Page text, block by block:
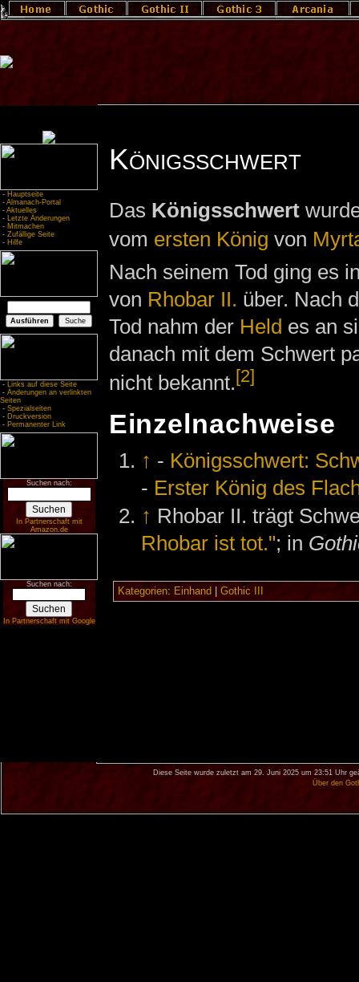
- Hauptseite
- Almanach-Portal
- Aktuelles
- Letzte Änderungen
- Mitmachen
- Zufällige Seite
- Hilfe
- Links auf diese Seite
- Änderungen an verlinkten
Seiten
- Spezialseiten
- Druckversion
- Permanenter Link
Suchen nach:
In Partnerschaft mit
Amazon.de
Suchen nach:
In Partnerschaft mit Google
Königsschwert
Das Königsschwert
vom ersten König von
Nach seinem Tod ging es
von Rhobar II. über. Nach
Tod nahm der Held es an
danach mit dem Schwert
nicht bekannt.[2]
Einzelnachweise
↑ - Königsschwert:
- Erster König des
↑ Rhobar II. trägt
Rhobar ist tot."; in
Kategorien: Einhand Gothic III
Diese Seite wurde zuletzt am 29. Juni 2025 um 23:51 Uhr
Über den